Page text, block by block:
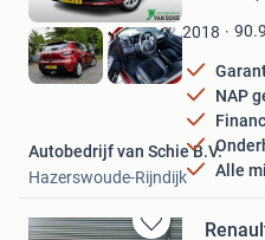
Favorieten
2018
NAP
Alle
Autobedrijf van Schie B.V.
Hazerswoude-Rijndijk